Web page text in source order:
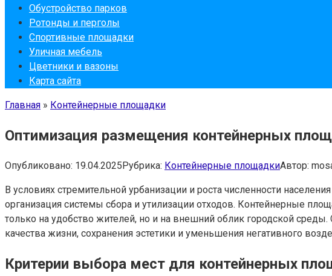
Обустройство парков
Ротонды и перголы
Спортивные площадки
Уличная мебель
Цветники и вазоны
Карта сайта
Главная » Контейнерные площадки
Оптимизация размещения контейнерных
Опубликовано: 19.04.2025Рубрика: Контейнерные площадкиАвтор:
В условиях стремительной урбанизации и роста численности
организация системы сбора и утилизации отходов. Контейнерные
только на удобство жителей, но и на внешний облик городской
качества жизни, сохранения эстетики и уменьшения негативного
Критерии выбора мест для контейнерных